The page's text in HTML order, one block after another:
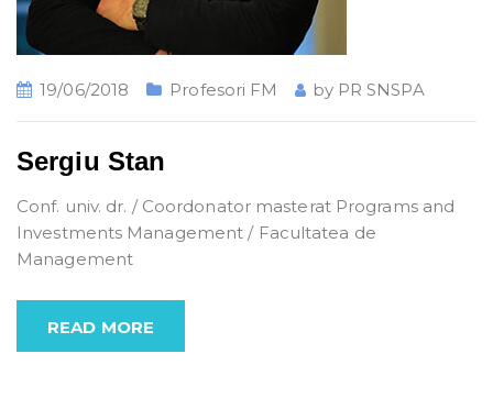
19/06/2018 Profesori FM by PR SNSPA
Sergiu Stan
Conf. univ. dr. / Coordonator masterat Programs and
Investments Management / Facultatea de
Management
READ MORE